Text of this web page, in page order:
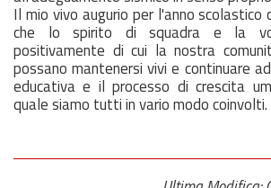
Il mio vivo augurio per l'anno scolastico
che lo spirito di squadra e la
positivamente di cui la nostra
possano mantenersi vivi e continuare
educativa e il processo di crescita
quale siamo tutti in vario modo coinvolti.